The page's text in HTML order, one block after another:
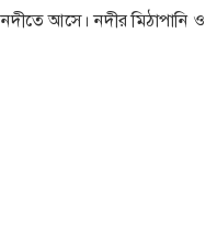
আসে। নদীর মিঠাপানি ও